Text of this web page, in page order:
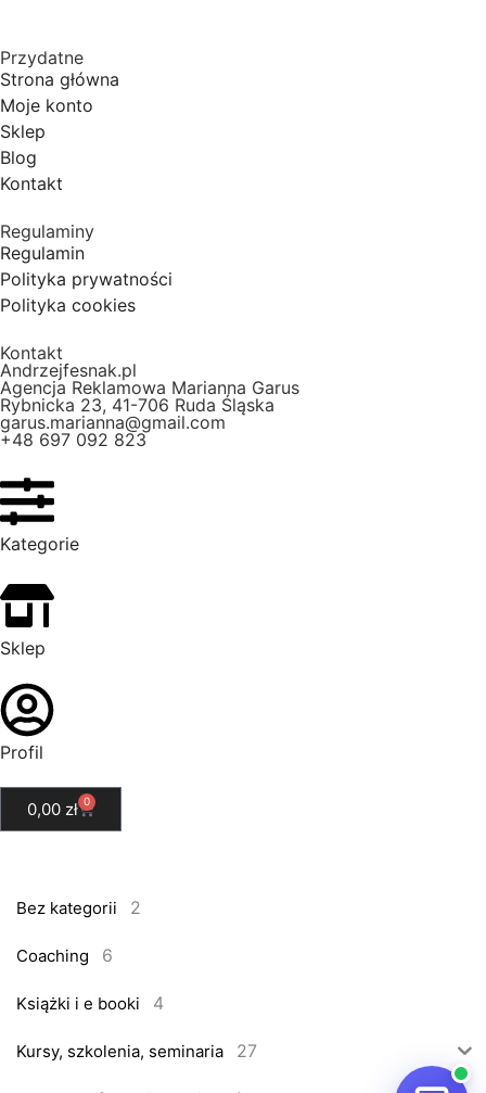
Przydatne
Strona główna
Moje konto
Sklep
Blog
Kontakt
Regulaminy
Regulamin
Polityka prywatności
Polityka cookies
Kontakt
Andrzejfesnak.pl
Agencja Reklamowa Marianna Garus
Rybnicka 23, 41-706 Ruda Śląska
garus.marianna@gmail.com
+48 697 092 823
Kategorie
Sklep
Profil
0,00 zł 0
Bez kategorii 2
Coaching 6
Książki i e booki 4
Kursy, szkolenia, seminaria 27